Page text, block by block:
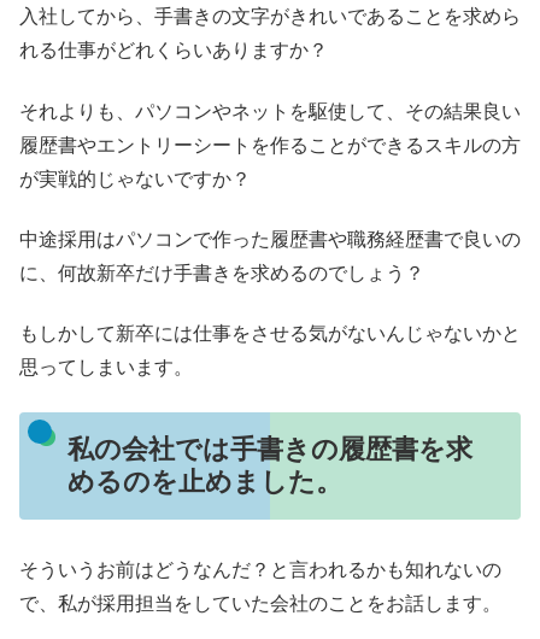
入社してから、手書きの文字がきれいであることを求めら
れる仕事がどれくらいありますか？
それよりも、パソコンやネットを駆使して、その結果良い
履歴書やエントリーシートを作ることができるスキルの方
が実戦的じゃないですか？
中途採用はパソコンで作った履歴書や職務経歴書で良いの
に、何故新卒だけ手書きを求めるのでしょう？
もしかして新卒には仕事をさせる気がないんじゃないかと
思ってしまいます。
私の会社では手書きの履歴書を求
めるのを止めました。
そういうお前はどうなんだ？と言われるかも知れないの
で、私が採用担当をしていた会社のことをお話します。